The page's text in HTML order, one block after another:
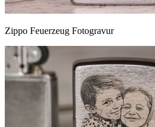
Zippo Feuerzeug Fotogravur